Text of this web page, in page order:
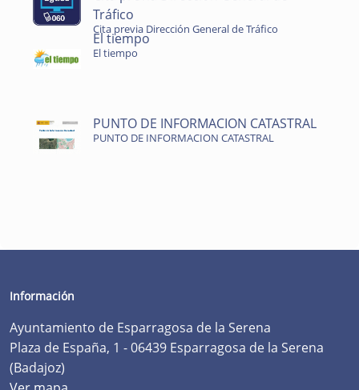
Tráfico
Cita previa Dirección General de Tráfico
El tiempo
El tiempo
PUNTO DE INFORMACION CATASTRAL
PUNTO DE INFORMACION CATASTRAL
Información
Ayuntamiento de Esparragosa de la Serena
Plaza de España, 1 - 06439 Esparragosa de la Serena
(Badajoz)